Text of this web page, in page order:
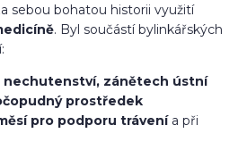
sebou bohatou historii využití
. Byl součástí bylinkářských
nechutenství, zánětech ústní
prostředek
pro podporu trávenía při